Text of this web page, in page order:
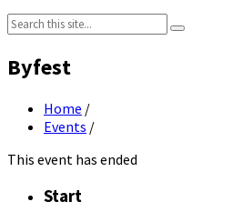
Search:
Byfest
Home /
Events /
This event has ended
Start